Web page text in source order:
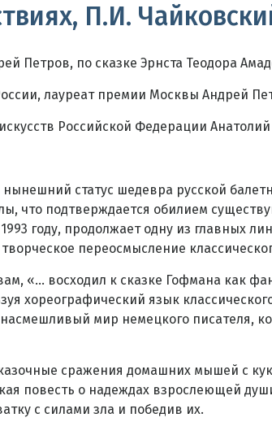
П.И.
Петров, по сказке Эрнста Теодора
лауреат премии Москвы Андрей
Российской Федерации
статус шедевра русской
что подтверждается обилием
году, продолжает одну из главных
переосмысление
«… восходил к сказке Гофмана как
хореографический язык
мир немецкого писателя,
сражения домашних мышей с
повесть о надеждах взрослеющей
с силами зла и победив их.